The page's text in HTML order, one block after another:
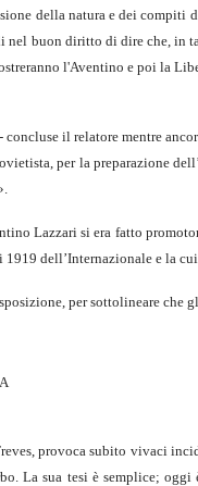
della natura e dei compiti
nel buon diritto di dire che, in
l'Aventino e poi la
concluse il relatore mentre
per la preparazione
Lazzari si era fatto
dell’Internazionale e la
per sottolineare
provoca subito vivaci
La sua tesi è semplice;